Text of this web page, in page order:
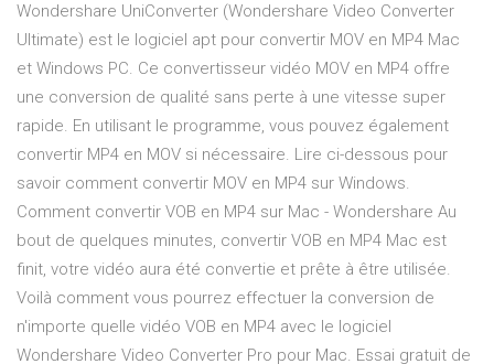
Wondershare UniConverter (Wondershare Video Converter
Ultimate) est le logiciel apt pour convertir MOV en MP4 Mac
et Windows PC. Ce convertisseur vidéo MOV en MP4 offre
une conversion de qualité sans perte à une vitesse super
rapide. En utilisant le programme, vous pouvez également
convertir MP4 en MOV si nécessaire. Lire ci-dessous pour
savoir comment convertir MOV en MP4 sur Windows.
Comment convertir VOB en MP4 sur Mac - Wondershare Au
bout de quelques minutes, convertir VOB en MP4 Mac est
finit, votre vidéo aura été convertie et prête à être utilisée.
Voilà comment vous pourrez effectuer la conversion de
n'importe quelle vidéo VOB en MP4 avec le logiciel
Wondershare Video Converter Pro pour Mac. Essai gratuit de